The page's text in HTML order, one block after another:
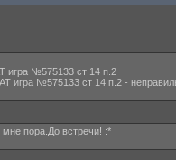
игра №575133 ст 14 п.2
игра №575133 ст 14 п.2 -
пора.До встречи! :*